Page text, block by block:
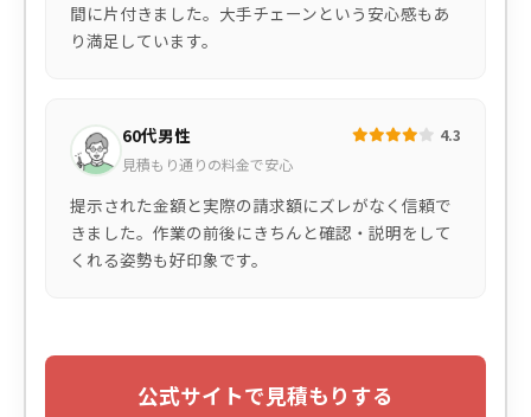
間に片付きました。大手チェーンという安心感もあ
り満足しています。
60代男性
見積もり通りの料金で安心
4.3
提示された金額と実際の請求額にズレがなく信頼で
きました。作業の前後にきちんと確認・説明をして
くれる姿勢も好印象です。
公式サイトで見積もりする